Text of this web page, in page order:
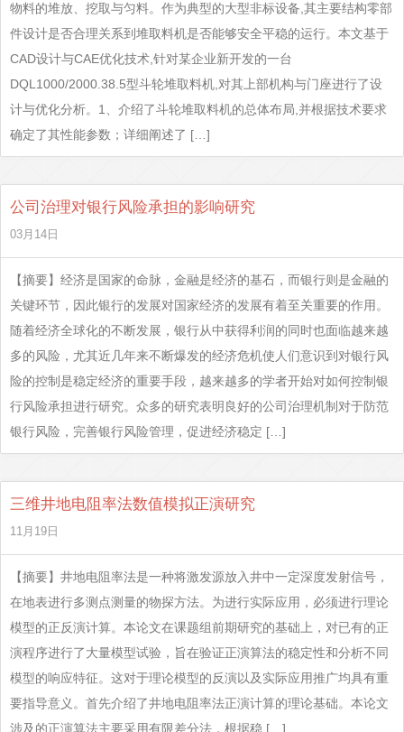
物料的堆放、挖取与匀料。作为典型的大型非标设备,其主要结构零部
件设计是否合理关系到堆取料机是否能够安全平稳的运行。本文基于
CAD设计与CAE优化技术,针对某企业新开发的一台
DQL1000/2000.38.5型斗轮堆取料机,对其上部机构与门座进行了设
计与优化分析。1、介绍了斗轮堆取料机的总体布局,并根据技术要求
确定了其性能参数；详细阐述了 […]
公司治理对银行风险承担的影响研究
03月14日
【摘要】经济是国家的命脉，金融是经济的基石，而银行则是金融的
关键环节，因此银行的发展对国家经济的发展有着至关重要的作用。
随着经济全球化的不断发展，银行从中获得利润的同时也面临越来越
多的风险，尤其近几年来不断爆发的经济危机使人们意识到对银行风
险的控制是稳定经济的重要手段，越来越多的学者开始对如何控制银
行风险承担进行研究。众多的研究表明良好的公司治理机制对于防范
银行风险，完善银行风险管理，促进经济稳定 […]
三维井地电阻率法数值模拟正演研究
11月19日
【摘要】井地电阻率法是一种将激发源放入井中一定深度发射信号，
在地表进行多测点测量的物探方法。为进行实际应用，必须进行理论
模型的正反演计算。本论文在课题组前期研究的基础上，对已有的正
演程序进行了大量模型试验，旨在验证正演算法的稳定性和分析不同
模型的响应特征。这对于理论模型的反演以及实际应用推广均具有重
要指导意义。首先介绍了井地电阻率法正演计算的理论基础。本论文
涉及的正演算法主要采用有限差分法，根据稳 […]